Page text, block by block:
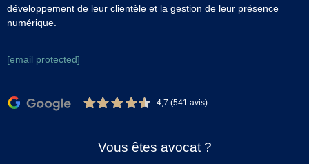
développement de leur clientèle et la gestion de leur présence
numérique.
[email protected]
4,7 (541 avis)
Vous êtes avocat ?